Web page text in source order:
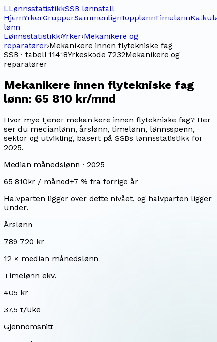
LLønnsstatistikkSSB lønnstall
HjemYrkerGrupperSammenlignTopplønnTimelønn
lønn
Lønnsstatistikk›Yrker›Mekanikere og
reparatører›Mekanikere innen flytekniske fag
SSB · tabell 11418Yrkeskode 7232Mekanikere og
reparatører
Mekanikere innen flytekniske fag
lønn: 65 810 kr/mnd
Hvor mye tjener mekanikere innen flytekniske fag? Her
ser du medianlønn, årslønn, timelønn, lønnsspenn,
sektor og utvikling, basert på SSBs lønnsstatistikk for
2025.
Median månedslønn · 2025
65 810kr / måned+7 % fra forrige år
Halvparten ligger over dette nivået, og halvparten ligger
under.
Årslønn
789 720 kr
12 × median månedslønn
Timelønn ekv.
405 kr
37,5 t/uke
Gjennomsnitt